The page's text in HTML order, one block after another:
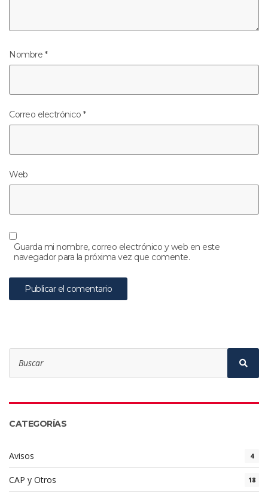
Nombre *
Correo electrónico *
Web
Guarda mi nombre, correo electrónico y web en este
navegador para la próxima vez que comente.
Search
for:
CATEGORÍAS
Avisos 4
CAP y Otros 18